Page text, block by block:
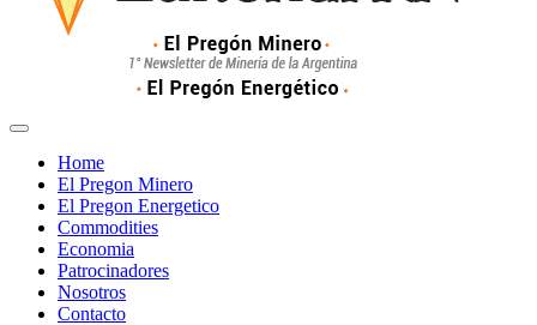
Home
El Pregon Minero
El Pregon Energetico
Commodities
Economia
Patrocinadores
Nosotros
Contacto